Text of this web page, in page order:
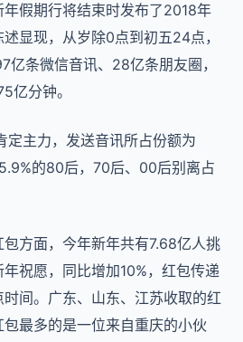
假期行将结束时发布了2018年
显现，从岁除0点到初五24点，
条微信音讯、28亿条朋友圈，
亿分钟。
定主力，发送音讯所占份额为
的80后，70后、00后别离占
方面，今年新年共有7.68亿人挑
祝愿，同比增加10%，红包传递
间。广东、山东、江苏收取的红
最多的是一位来自重庆的小伙